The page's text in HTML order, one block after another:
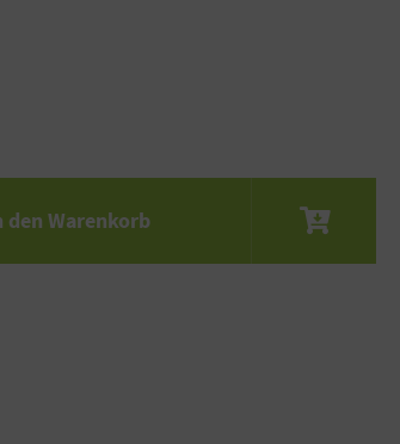
Wert ein oder benutze
den Warenkorb